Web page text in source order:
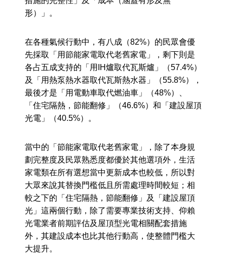
形）」。
在各種氣候行動中，有八成（82%）的民眾會優
先採取「用節能家電取代老舊家電」，剩下則是
各占五成支持的「用IH爐取代瓦斯爐」（57.4%）
及「用熱泵熱水器取代瓦斯熱水器」（55.8%），
最後才是「用電動車取代燃油車」（48%）、
「住宅隔熱，節能翻修」（46.6%）和「建設屋頂
光電」（40.5%）。
當中的「節能家電取代老舊家電」，除了本身規
劃完整度及民眾熟悉度都優於其他選項外，生活
家電類在所有選想當中更新成本也較低，所以對
大眾來說其替換門檻低且所需處理時間較短；相
較之下的「住宅隔熱，節能翻修」及「建設屋頂
光」這兩個行動，除了需要專業技術支持、仰賴
光電業者前期評估及屋頂型光電相關配套措施
外，其建設成本也比其他行動高，使整體門檻大
大提升。